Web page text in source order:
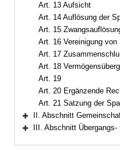
Art. 13 Aufsicht
Art. 14 Auflösung der
Art. 15
Art. 16 Vereinigung von
Art. 17 Zusammenschluß von
Art. 18 Vermögensübergang bei der
Art. 19
Art. 20 Ergänzende
Art. 21 Satzung der
Bereich erweitern
II. Abschnitt
III. Abschnitt Übergangs-